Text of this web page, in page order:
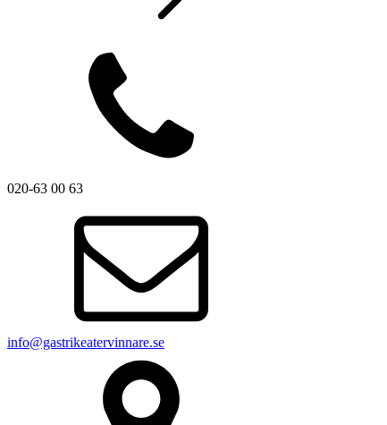
020-63 00 63
info@gastrikeatervinnare.se